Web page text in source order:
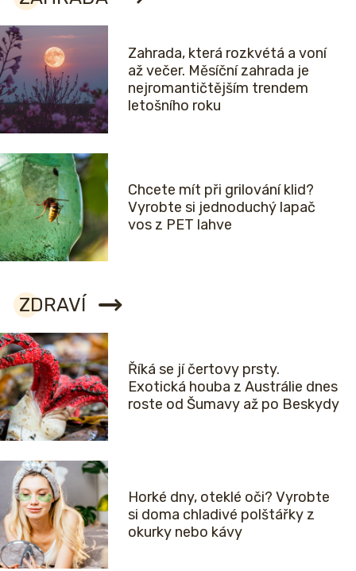
Zahrada, která rozkvétá a voní
až večer. Měsíční zahrada je
nejromantičtějším trendem
letošního roku
Chcete mít při grilování klid?
Vyrobte si jednoduchý lapač
vos z PET lahve
ZDRAVÍ
Říká se jí čertovy prsty.
Exotická houba z Austrálie dnes
roste od Šumavy až po Beskydy
Horké dny, oteklé oči? Vyrobte
si doma chladivé polštářky z
okurky nebo kávy